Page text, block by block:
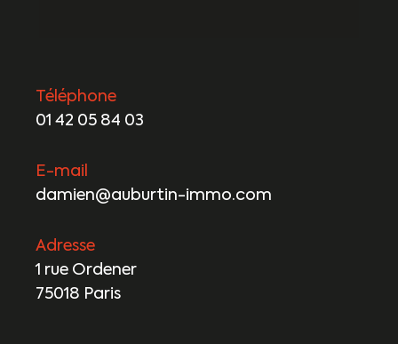
Téléphone
01 42 05 84 03
E-mail
damien@auburtin-immo.com
Adresse
1 rue Ordener
75018 Paris